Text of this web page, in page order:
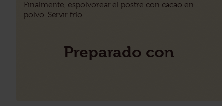
Finalmente, espolvorear el postre con cacao en
polvo. Servir frío.
Preparado con